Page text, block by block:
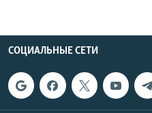
СОЦИАЛЬНЫЕ СЕТИ